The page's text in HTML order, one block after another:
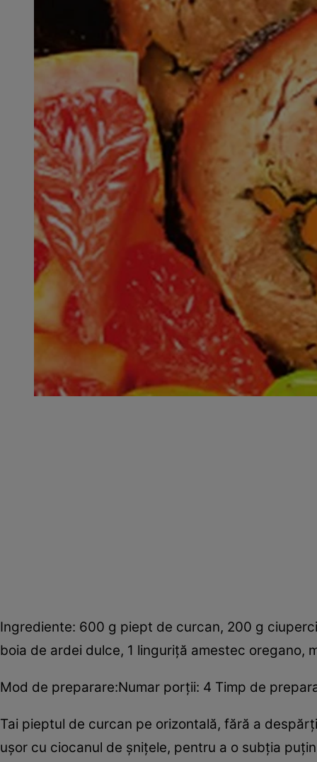
Ingrediente: 600 g piept de curcan, 200 g
boia de ardei dulce, 1 linguriţă amestec oregano,
Mod de preparare:Numar porţii: 4 Timp de
Tai pieptul de curcan pe orizontală, fără a
uşor cu ciocanul de şniţele, pentru a o subţia